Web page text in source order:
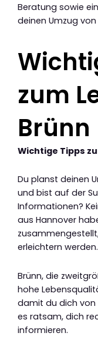
Beratung sowie
deinen Umzug
zum
Brünn
Wichtige Tipps
Du planst deinen
und bist auf der
Informationen?
aus Hannover
erleichtern werden.
Brünn, die
hohe
damit du dich
es ratsam, dich
informieren.